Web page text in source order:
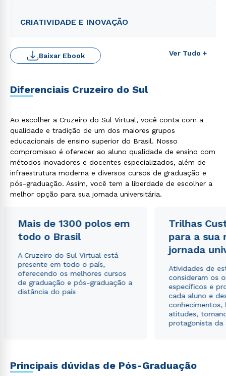
CRIATIVIDADE E INOVAÇÃO
Ver Tudo +
Baixar Ebook
Diferenciais Cruzeiro do Sul
Ao escolher a Cruzeiro do Sul Virtual, você conta com a
qualidade e tradição de um dos maiores grupos
educacionais de ensino superior do Brasil. Nosso
compromisso é oferecer ao aluno qualidade de ensino com
métodos inovadores e docentes especializados, além de
infraestrutura moderna e diversos cursos de graduação e
pós-graduação. Assim, você tem a liberdade de escolher a
melhor opção para sua jornada universitária.
Mais de 1300 polos em
todo o Brasil
A Cruzeiro do Sul Virtual está
presente em todo o país,
oferecendo os melhores cursos
de graduação e pós-graduação a
distância do país
Trilhas
para a sua
jornada
Atividades de
consideram os
específicos e
cada aluno e
conhecimentos,
atitudes,
protagonista da
Principais dúvidas de Pós-Graduação
Rápido e fácil
WhatsApp
Estou de acordo com a
e